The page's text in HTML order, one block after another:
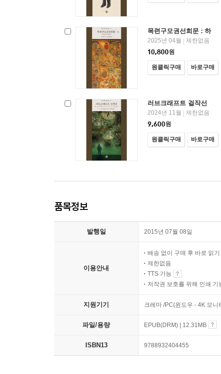
목련구모권선희문 : 하
2025년 04월
제한없음
10,800원
원클릭구매 바로구매
러브크래프트 걸작선
2024년 11월
제한없음
9,600원
원클릭구매 바로구매
품목정보
발행일 2015년 07월 08일
이용안내
배송 없이 구매 후 바로 읽기
제한없음
TTS 가능
저작권 보호를 위해 인쇄 기
지원기기 크레마 /PC(윈도우 - 4K 모
파일/용량 EPUB(DRM) | 12.31MB
ISBN13 9788932404455